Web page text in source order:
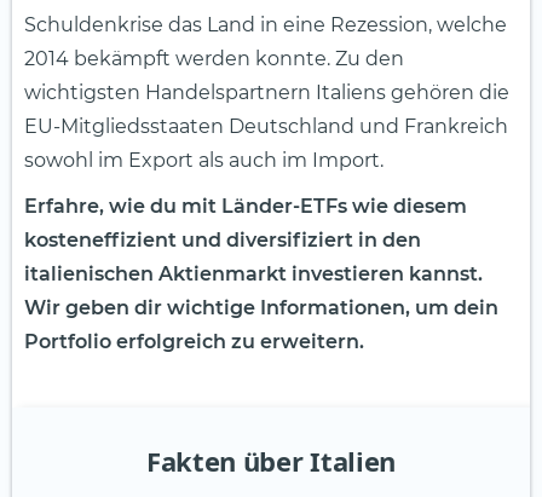
Schuldenkrise das Land in eine Rezession, welche
2014 bekämpft werden konnte. Zu den
wichtigsten Handelspartnern Italiens gehören die
EU-Mitgliedsstaaten Deutschland und Frankreich
sowohl im Export als auch im Import.
Erfahre, wie du mit Länder-ETFs wie diesem
kosteneffizient und diversifiziert in den
italienischen Aktienmarkt investieren kannst.
Wir geben dir wichtige Informationen, um dein
Portfolio erfolgreich zu erweitern.
Fakten über Italien